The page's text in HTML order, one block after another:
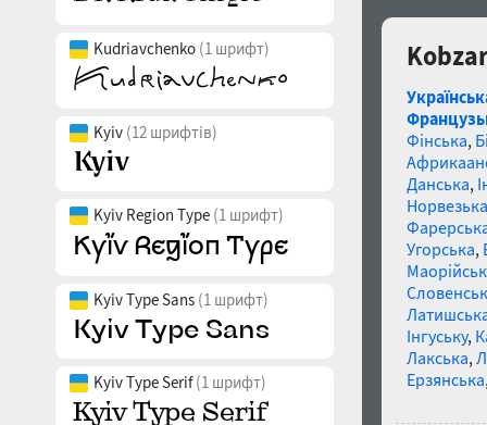
Kudriavchenko (1 шрифт)
Kyiv (12 шрифтів)
Kyiv Region Type (1 шрифт)
Kyiv Type Sans (1 шрифт)
Kyiv Type Serif(1 шрифт)
Фінська,
Данська,
Норвезька
Угорська,
Інгуську,
Лакська,
Ерзянська